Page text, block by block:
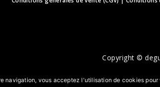
Copyright ©
navigation, vous acceptez l'utilisation de cookies